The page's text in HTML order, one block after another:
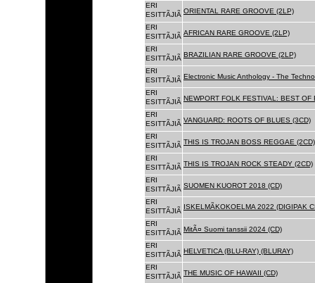
ERI
ESITTÃJIÃ ORIENTAL RARE GROOVE (2LP)
ERI
ESITTÃJIÃ AFRICAN RARE GROOVE (2LP)
ERI
ESITTÃJIÃ BRAZILIAN RARE GROOVE (2LP)
ERI
ESITTÃJIÃ Electronic Music Anthology - The
ERI
ESITTÃJIÃ NEWPORT FOLK FESTIVAL: BEST OF
ERI
ESITTÃJIÃ VANGUARD: ROOTS OF BLUES (3CD)
ERI
ESITTÃJIÃ THIS IS TROJAN BOSS REGGAE (2CD)
ERI
ESITTÃJIÃ THIS IS TROJAN ROCK STEADY (2CD)
ERI
ESITTÃJIÃ SUOMEN KUOROT 2018 (CD)
ERI
ESITTÃJIÃ
ISKELMÃKOKOELMA 2022 (DIGIPAK
ERI
ESITTÃJIÃ MitÃ¤ Suomi tanssii 2024 (CD)
ERI
ESITTÃJIÃ HELVETICA (BLU-RAY) (BLURAY)
ERI
ESITTÃJIÃ THE MUSIC OF HAWAII (CD)